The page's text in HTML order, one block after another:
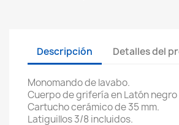
Descripción Detalles del
Monomando de lavabo.
Cuerpo de grifería en Latón negro
Cartucho cerámico de 35 mm.
Latiguillos 3/8 incluidos.